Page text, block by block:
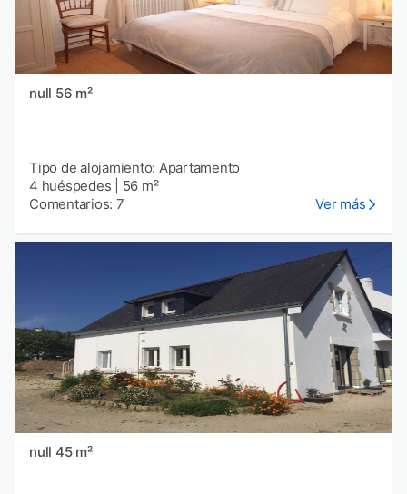
null 56 m²
Tipo de alojamiento: Apartamento
4 huéspedes
56 m²
Comentarios: 7
Ver más
null 45 m²